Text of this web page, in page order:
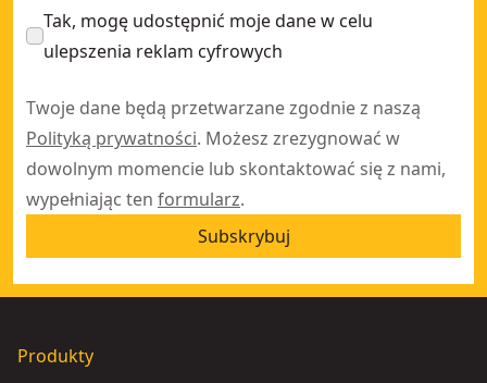
Tak, mogę udostępnić moje dane w celu
ulepszenia reklam cyfrowych
Twoje dane będą przetwarzane zgodnie z naszą
Polityką prywatności. Możesz zrezygnować w
dowolnym momencie lub skontaktować się z nami,
wypełniając ten formularz.
Subskrybuj
Produkty